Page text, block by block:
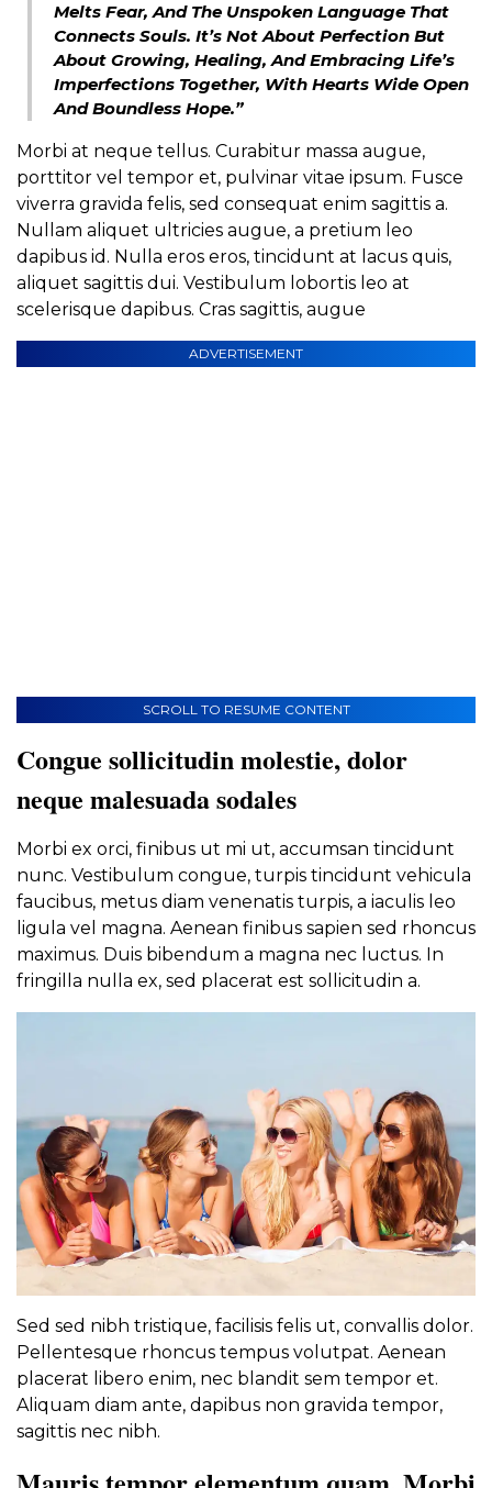
Melts Fear, And The Unspoken Language That
Connects Souls. It’s Not About Perfection But
About Growing, Healing, And Embracing Life’s
Imperfections Together, With Hearts Wide Open
And Boundless Hope.”
Morbi at neque tellus. Curabitur massa augue,
porttitor vel tempor et, pulvinar vitae ipsum. Fusce
viverra gravida felis, sed consequat enim sagittis a.
Nullam aliquet ultricies augue, a pretium leo
dapibus id. Nulla eros eros, tincidunt at lacus quis,
aliquet sagittis dui. Vestibulum lobortis leo at
scelerisque dapibus. Cras sagittis, augue
ADVERTISEMENT
SCROLL TO RESUME CONTENT
Congue sollicitudin molestie, dolor
neque malesuada sodales
Morbi ex orci, finibus ut mi ut, accumsan tincidunt
nunc. Vestibulum congue, turpis tincidunt vehicula
faucibus, metus diam venenatis turpis, a iaculis leo
ligula vel magna. Aenean finibus sapien sed rhoncus
maximus. Duis bibendum a magna nec luctus. In
fringilla nulla ex, sed placerat est sollicitudin a.
Sed sed nibh tristique, facilisis felis ut, convallis dolor.
Pellentesque rhoncus tempus volutpat. Aenean
placerat libero enim, nec blandit sem tempor et.
Aliquam diam ante, dapibus non gravida tempor,
sagittis nec nibh.